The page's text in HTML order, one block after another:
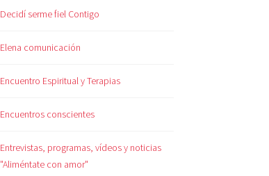
Decidí serme fiel Contigo
Elena comunicación
Encuentro Espiritual y Terapias
Encuentros conscientes
Entrevistas, programas, vídeos y noticias
"Aliméntate con amor"